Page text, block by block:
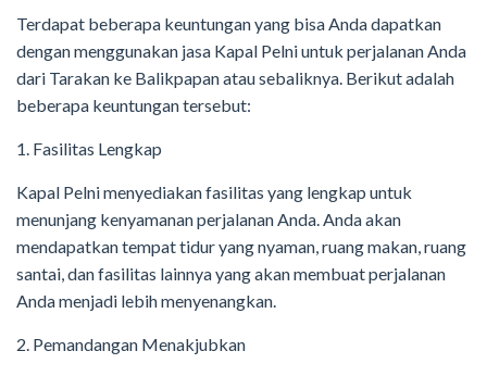
Terdapat beberapa keuntungan yang bisa Anda dapatkan
dengan menggunakan jasa Kapal Pelni untuk perjalanan Anda
dari Tarakan ke Balikpapan atau sebaliknya. Berikut adalah
beberapa keuntungan tersebut:
1. Fasilitas Lengkap
Kapal Pelni menyediakan fasilitas yang lengkap untuk
menunjang kenyamanan perjalanan Anda. Anda akan
mendapatkan tempat tidur yang nyaman, ruang makan, ruang
santai, dan fasilitas lainnya yang akan membuat perjalanan
Anda menjadi lebih menyenangkan.
2. Pemandangan Menakjubkan